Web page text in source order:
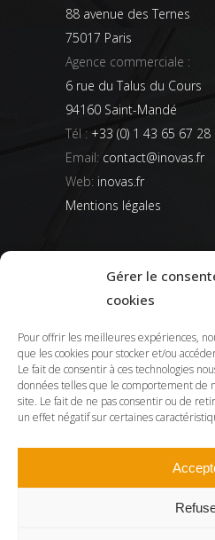
Gérer le
cookies
Pour offrir les meilleures expériences,
que les cookies pour stocker et/ou
Le fait de consentir à ces technologies
données telles que le comportement de
site. Le fait de ne pas consentir ou de
un effet négatif sur certaines
88 avenue des Ternes
75017 Paris
Agence commerciale :
6 rue du Talus du Cours
94160 Saint-Mandé
Tél : +33 (0) 1 43 65 67 28
Email: contact@inovas.fr
Web: inovas.fr
Mentions légales
Valorisation d’un projet
Optimisation d’un pied-
13/03/2025
Aménagement tout en
appartement familial de